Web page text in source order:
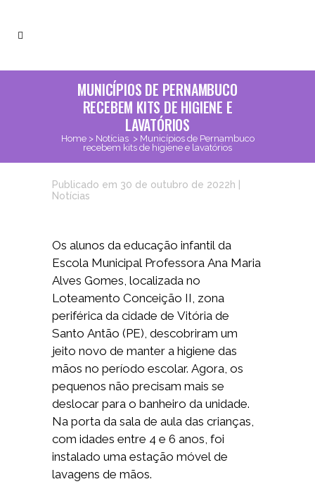
MUNICÍPIOS DE PERNAMBUCO
RECEBEM KITS DE HIGIENE E
LAVATÓRIOS
Home> Notícias > Municípios de Pernambuco
recebem kits de higiene e lavatórios
Publicado em 30 de outubro de 2022h
Notícias
Os alunos da educação infantil da
Escola Municipal Professora Ana Maria
Alves Gomes, localizada no
Loteamento Conceição II, zona
periférica da cidade de Vitória de
Santo Antão (PE), descobriram um
jeito novo de manter a higiene das
mãos no período escolar. Agora, os
pequenos não precisam mais se
deslocar para o banheiro da unidade.
Na porta da sala de aula das crianças,
com idades entre 4 e 6 anos, foi
instalado uma estação móvel de
lavagens de mãos.